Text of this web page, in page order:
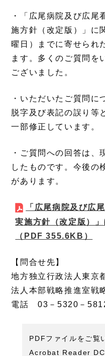
・「広尾病院及び広尾
施方針（改定版）」に
曜日）までに寄せられ
ます。多くのご質問を
ございました。
・いただいたご質問に
脱字及び表記の誤り等
一部修正しています。
・ご質問への回答は、
したものです。今後の
があります。
「広尾病院及び広
実施方針（改定版）
（PDF 355.6KB）
【問合せ先】
地方独立行政法人東京
法人本部戦略推進室戦
電話 03－5320－5812
PDFファイルをご覧
Acrobat Reader DC